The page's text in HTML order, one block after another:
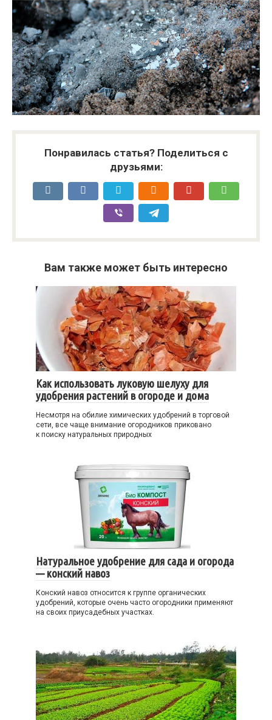
Понравилась статья? Поделиться с
друзьями:
Вам также может быть интересно
Как использовать луковую шелуху для
удобрения растений в огороде и дома
Несмотря на обилие химических удобрений в торговой
сети, все чаще внимание огородников приковано
к поиску натуральных природных
Натуральное удобрение для сада и огорода
— конский навоз
Конский навоз относится к группе органических
удобрений, которые очень часто огородники применяют
на своих приусадебных участках.